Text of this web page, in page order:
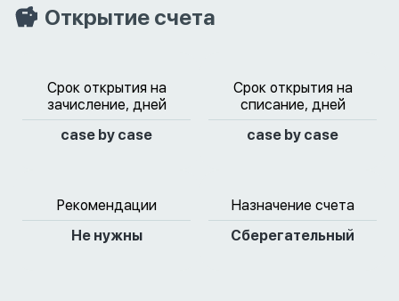
Открытие счета
Срок открытия на
зачисление, дней
case by case
Срок открытия на
списание, дней
case by case
Рекомендации
Не нужны
Назначение счета
Сберегательный